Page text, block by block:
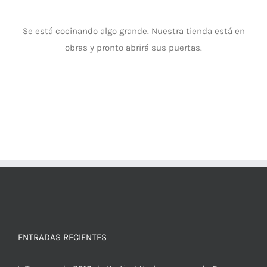
Se está cocinando algo grande. Nuestra tienda está en
obras y pronto abrirá sus puertas.
ENTRADAS RECIENTES